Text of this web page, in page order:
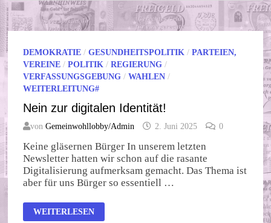
DEMOKRATIE /GESUNDHEITSPOLITIK /PARTEIEN,
VEREINE /POLITIK /REGIERUNG /
VERFASSUNGSGEBUNG /WAHLEN /
WEITERLEITUNG#
Nein zur digitalen Identität!
vonGemeinwohllobby/Admin 2. Juni 2025 0
Keine gläsernen Bürger In unserem letzten
Newsletter hatten wir schon auf die rasante
Digitalisierung aufmerksam gemacht. Das Thema ist
aber für uns Bürger so essentiell …
NEIN
ZUR
WEITERLESEN